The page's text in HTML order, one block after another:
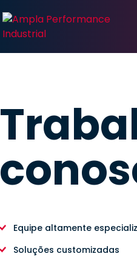
Equipe altamente
Soluções customizadas